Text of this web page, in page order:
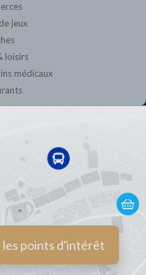
jeux
loisirs
médicaux
points d'intérêt